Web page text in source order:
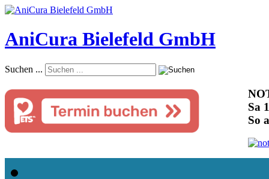
AniCura Bielefeld GmbH
Suchen ...
Sa
So